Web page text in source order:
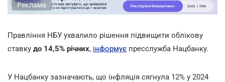
Реклама
Правління НБУ ухвалило рішення підвищити облікову
ставку до 14,5% річних, інформує пресслужба Нацбанку.
У Нацбанку зазначають, що інфляція сягнула 12% у 2024